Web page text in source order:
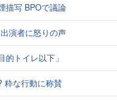
描写 BPOで議論
演者に怒りの声
的トイレ以下」
粋な行動に称賛